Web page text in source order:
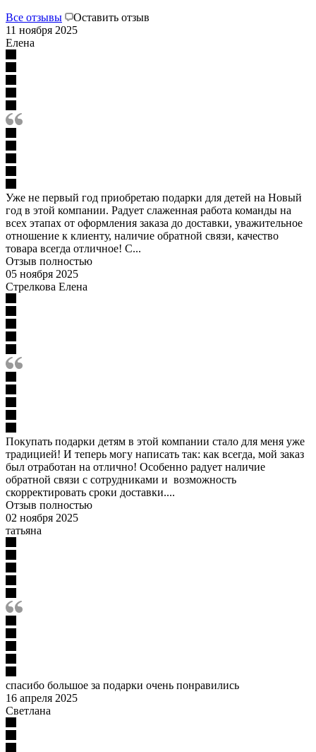
Все отзывы
Оставить отзыв
11 ноября 2025
Елена
Уже не первый год приобретаю подарки для детей на Новый
год в этой компании. Радует слаженная работа команды на
всех этапах от оформления заказа до доставки, уважительное
отношение к клиенту, наличие обратной связи, качество
товара всегда отличное! С...
Отзыв полностью
05 ноября 2025
Стрелкова Елена
Покупать подарки детям в этой компании стало для меня уже
традицией! И теперь могу написать так: как всегда, мой заказ
был отработан на отлично! Особенно радует наличие
обратной связи с сотрудниками и возможность
скорректировать сроки доставки....
Отзыв полностью
02 ноября 2025
татьяна
спасибо большое за подарки очень понравились
16 апреля 2025
Светлана